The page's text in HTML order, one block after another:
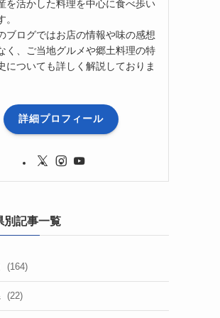
を活かした料理を中心に食べ歩い
。
ブログではお店の情報や味の感想
く、ご当地グルメや郷土料理の特
についても詳しく解説しておりま
詳細プロフィール
別記事一覧
(164)
(22)